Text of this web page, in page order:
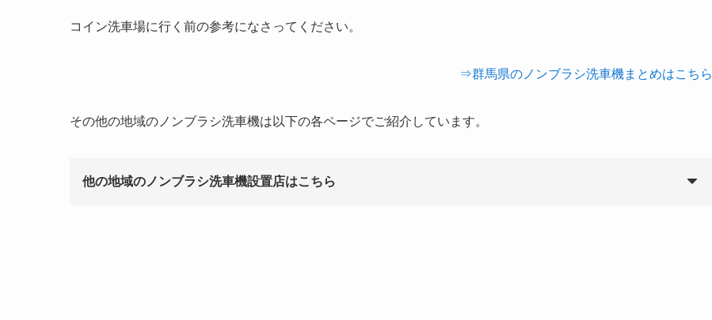
コイン洗車場に行く前の参考になさってください。
⇒群馬県のノンブラシ洗車機まとめはこちら
その他の地域のノンブラシ洗車機は以下の各ページでご紹介しています。
他の地域のノンブラシ洗車機設置店はこちら